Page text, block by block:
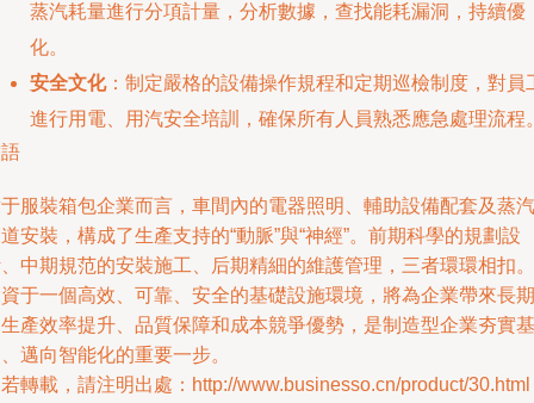
蒸汽耗量進行分項計量，分析數據，查找能耗漏洞，持續優
化。
安全文化：制定嚴格的設備操作規程和定期巡檢制度，對員
進行用電、用汽安全培訓，確保所有人員熟悉應急處理流程
服裝箱包企業而言，車間內的電器照明、輔助設備配套及蒸汽
安裝，構成了生產支持的“動脈”與“神經”。前期科學的規劃設
中期規范的安裝施工、后期精細的維護管理，三者環環相扣。
于一個高效、可靠、安全的基礎設施環境，將為企業帶來長期
產效率提升、品質保障和成本競爭優勢，是制造型企業夯實基
邁向智能化的重要一步。
轉載，請注明出處：http://www.businesso.cn/product/30.html